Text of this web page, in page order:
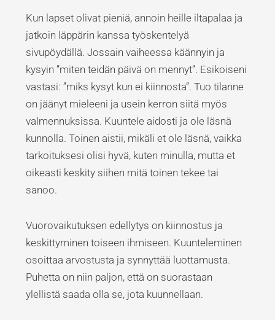
Kun lapset olivat pieniä, annoin heille iltapalaa ja
jatkoin läppärin kanssa työskentelyä
sivupöydällä. Jossain vaiheessa käännyin ja
kysyin ”miten teidän päivä on mennyt”. Esikoiseni
vastasi: ”miks kysyt kun ei kiinnosta”. Tuo tilanne
on jäänyt mieleeni ja usein kerron siitä myös
valmennuksissa. Kuuntele aidosti ja ole läsnä
kunnolla. Toinen aistii, mikäli et ole läsnä, vaikka
tarkoituksesi olisi hyvä, kuten minulla, mutta et
oikeasti keskity siihen mitä toinen tekee tai
sanoo.
Vuorovaikutuksen edellytys on kiinnostus ja
keskittyminen toiseen ihmiseen. Kuunteleminen
osoittaa arvostusta ja synnyttää luottamusta.
Puhetta on niin paljon, että on suorastaan
ylellistä saada olla se, jota kuunnellaan.